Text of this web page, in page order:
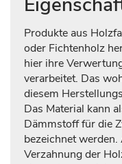
Produkte aus
oder Fichtenholz
hier ihre
verarbeitet. Das
diesem
Das Material kann
Dämmstoff für die
bezeichnet
Verzahnung der